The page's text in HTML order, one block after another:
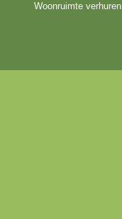
Woonruimte verhuren